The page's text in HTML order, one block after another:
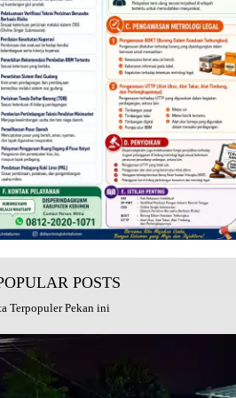
POSTS
Terpopuler Pekan ini